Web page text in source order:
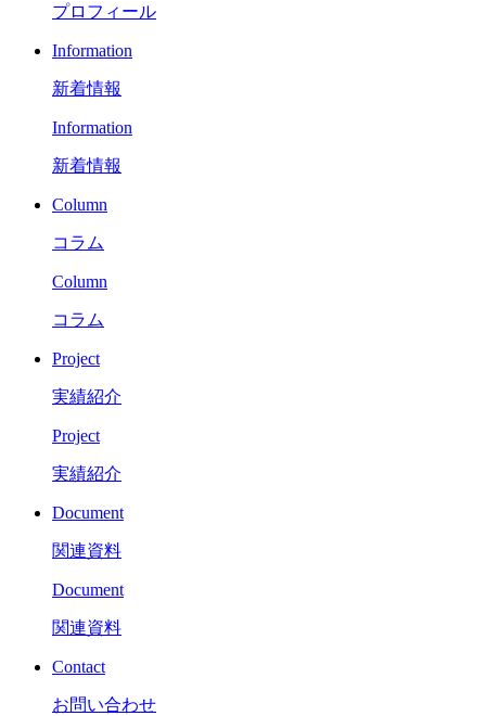
プロフィール
Information
新着情報
Information
新着情報
Column
コラム
Column
コラム
Project
実績紹介
Project
実績紹介
Document
関連資料
Document
関連資料
Contact
お問い合わせ